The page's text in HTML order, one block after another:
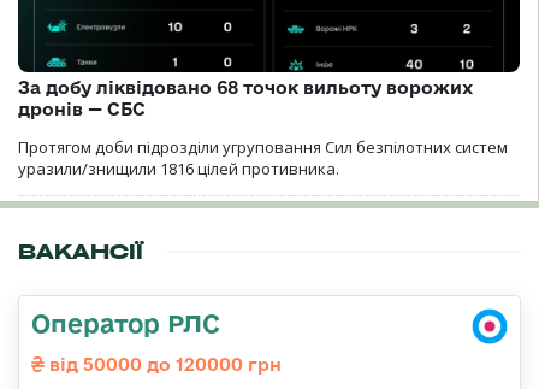
За добу ліквідовано 68 точок вильоту ворожих
дронів — СБС
Протягом доби підрозділи угруповання Сил безпілотних систем
уразили/знищили 1816 цілей противника.
ВАКАНСІЇ
Оператор РЛС
від 50000 до 120000 грн